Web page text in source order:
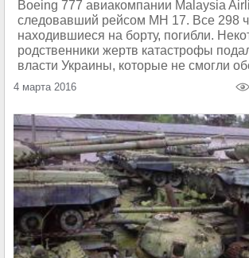
Boeing 777 авиакомпании Malaysia
следовавший рейсом MH 17. Все 298
находившиеся на борту, погибли.
родственники жертв катастрофы
власти Украины, которые не смогли
4 марта 2016